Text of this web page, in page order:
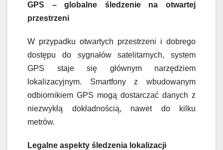
GPS – globalne śledzenie na otwartej
przestrzeni
W przypadku otwartych przestrzeni i dobrego
dostępu do sygnałów satelitarnych, system
GPS staje się głównym narzędziem
lokalizacyjnym. Smartfony z wbudowanym
odbiornikiem GPS mogą dostarczać danych z
niezwykłą dokładnością, nawet do kilku
metrów.
Legalne aspekty śledzenia lokalizacji